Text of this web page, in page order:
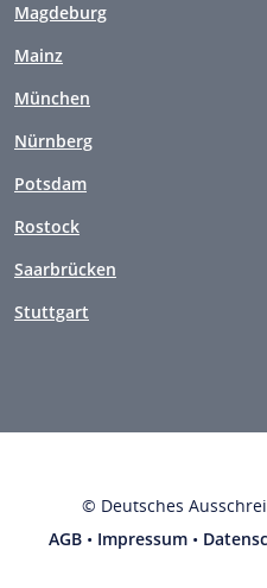
Magdeburg
Mainz
München
Nürnberg
Potsdam
Rostock
Saarbrücken
Stuttgart
© Deutsches
AGB • Impressum •